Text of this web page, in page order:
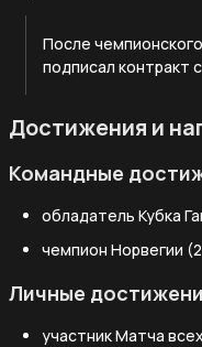
После
подписал контракт
Достижения и
Командные
обладатель Кубка
чемпион Норвегии
Личные
участник Матча